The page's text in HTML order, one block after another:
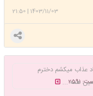
1403/11/03
|
21:50
2591
عذاب میکشم دخترم
زمین همه ...